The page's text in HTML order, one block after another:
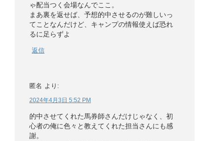
ゃ配当つく会場なんでここ。
まあ裏を返せば、予想的中させるのが難しいっ
てことなんだけど、キャンプの情報使えば恐れ
るに足らずよ
返信
匿名 より:
2024年4月3日 5:52 PM
的中させてくれた馬券師さんだけじゃなく、初
心者の俺に色々と教えてくれた担当さんにも感
謝。